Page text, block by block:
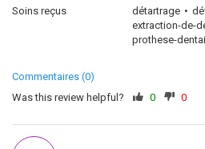
Soins reçus
détartrage
extraction-de-
prothese-
Commentaires (0)
Was this review helpful?
0 0